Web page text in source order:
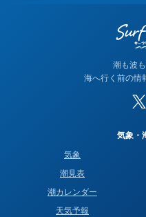
潮も波も
海へ行く前の情
気象・
気象
潮見表
潮カレンダー
天気予報